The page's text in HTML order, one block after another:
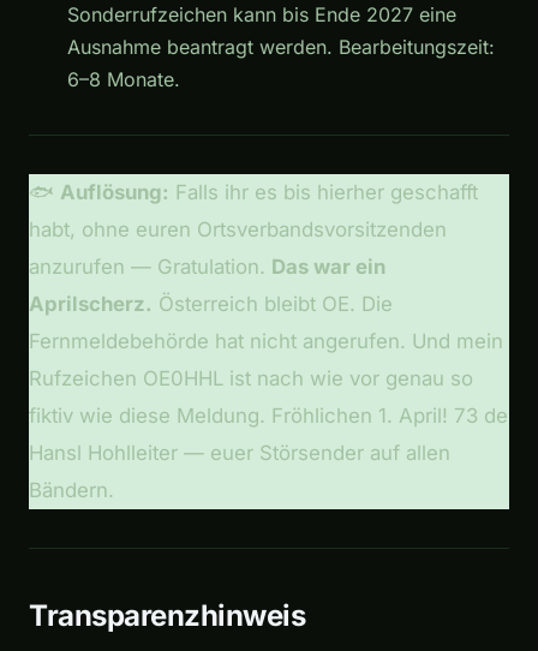
Sonderrufzeichen kann bis Ende 2027 eine
Ausnahme beantragt werden. Bearbeitungszeit:
6–8 Monate.
🐟 Auflösung: Falls ihr es bis hierher geschafft
habt, ohne euren Ortsverbandsvorsitzenden
anzurufen — Gratulation. Das war ein
Aprilscherz. Österreich bleibt OE. Die
Fernmeldebehörde hat nicht angerufen. Und mein
Rufzeichen OE0HHL ist nach wie vor genau so
fiktiv wie diese Meldung. Fröhlichen 1. April! 73 de
Hansl Hohlleiter — euer Störsender auf allen
Bändern.
Transparenzhinweis